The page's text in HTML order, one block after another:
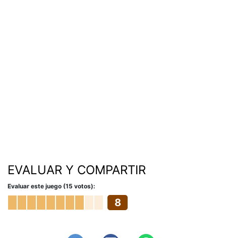
EVALUAR Y COMPARTIR
Evaluar este juego (15 votos):
8